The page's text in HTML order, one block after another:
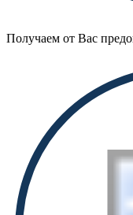
Получаем от Вас